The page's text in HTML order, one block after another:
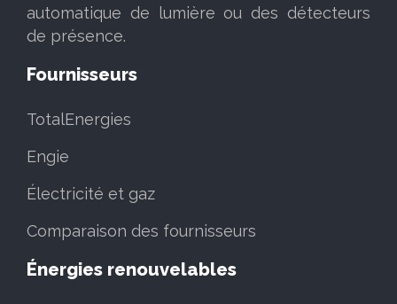
automatique de lumière ou des détecteurs
de présence.
Fournisseurs
TotalEnergies
Engie
Électricité et gaz
Comparaison des fournisseurs
Énergies renouvelables